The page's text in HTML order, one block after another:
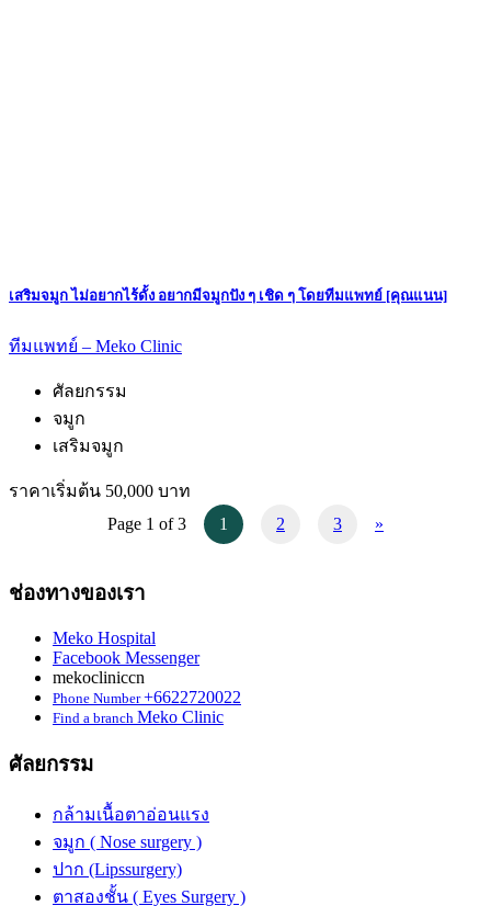
เสริมจมูก ไม่อยากไร้ดั้ง อยากมีจมูกปัง ๆ เชิด ๆ โดยทีมแพทย์ [คุณแนน]
ทีมแพทย์ – Meko Clinic
ศัลยกรรม
จมูก
เสริมจมูก
ราคาเริ่มต้น 50,000 บาท
Page 1 of 3
1 2 3 »
ช่องทางของเรา
Meko Hospital
Facebook Messenger
mekocliniccn
Phone Number+6622720022
Find a branch Meko Clinic
ศัลยกรรม
กล้ามเนื้อตาอ่อนแรง
จมูก ( Nose surgery )
ปาก (Lipssurgery)
ตาสองชั้น ( Eyes Surgery )